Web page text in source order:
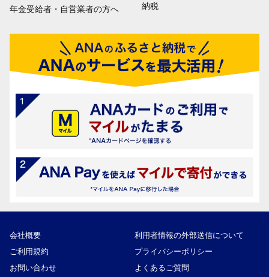
年金受給者・自営業者の方へ
納税
会社概要
利用者情報の外部送信について
ご利用規約
プライバシーポリシー
お問い合わせ
よくあるご質問